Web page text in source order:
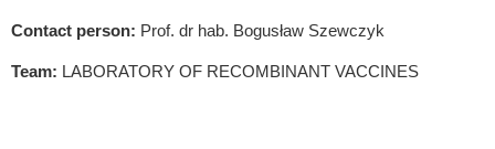
Contact person: Prof. dr hab. Bogusław Szewczyk
Team: LABORATORY OF RECOMBINANT VACCINES